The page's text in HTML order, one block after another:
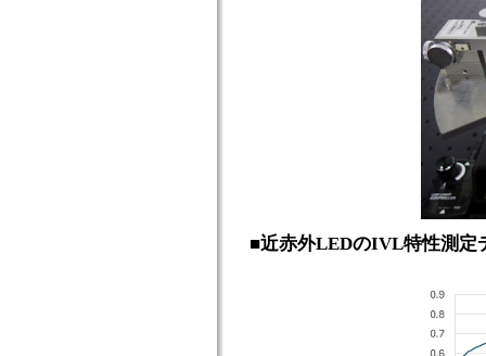
■近赤外LEDのIVL特性測定